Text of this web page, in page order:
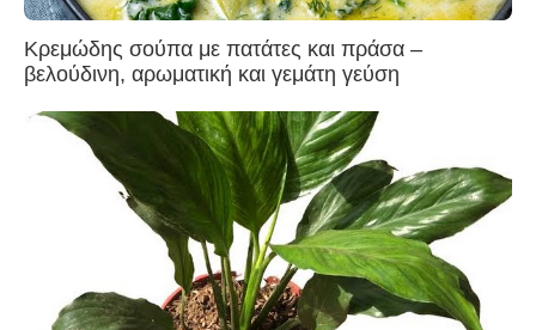
Κρεμώδης σούπα με πατάτες και πράσα –
βελούδινη, αρωματική και γεμάτη γεύση